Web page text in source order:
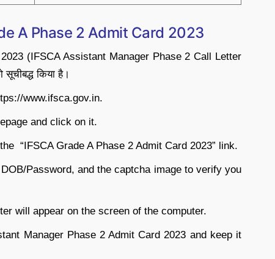
A Phase 2 Admit Card 2023
(IFSCA Assistant Manager Phase 2 Call Letter
किया है।
www.ifsca.gov.in.
and click on it.
“IFSCA Grade A Phase 2 Admit Card 2023” link.
Password, and the captcha image to verify you
will appear on the screen of the computer.
Manager Phase 2 Admit Card 2023 and keep it